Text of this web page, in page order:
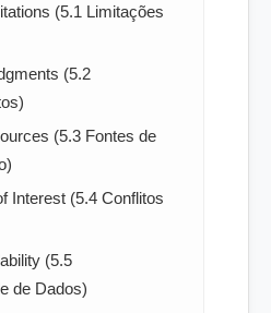
(5.1 Limitações
(5.2
(5.3 Fontes de
Interest (5.4 Conflitos
(5.5
de Dados)